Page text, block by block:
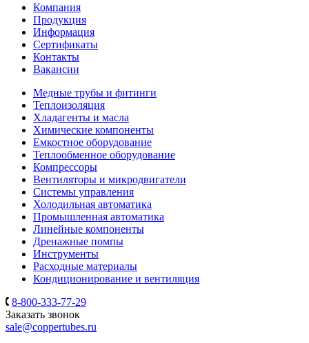
Компания
Продукция
Информация
Сертификаты
Контакты
Вакансии
Медные трубы и фитинги
Теплоизоляция
Хладагенты и масла
Химические компоненты
Емкостное оборудование
Теплообменное оборудование
Компрессоры
Вентиляторы и микродвигатели
Системы управления
Холодильная автоматика
Промышленная автоматика
Линейные компоненты
Дренажные помпы
Инструменты
Расходные материалы
Кондиционирование и вентиляция
8-800-333-77-29
Заказать звонок
sale@coppertubes.ru